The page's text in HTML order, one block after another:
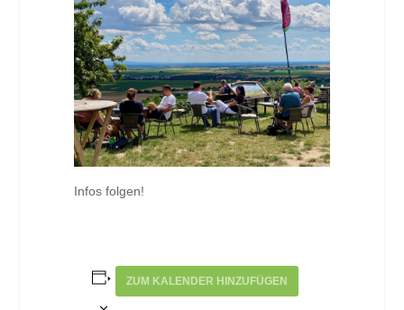
Infos folgen!
ZUM KALENDER HINZUFÜGEN